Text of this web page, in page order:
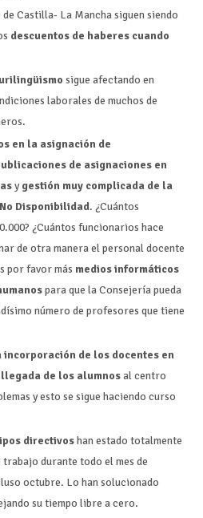
Castilla- La Mancha siguen siendo
descuentos de haberes cuando
sigue afectando en
laborales de muchos de
en la asignación de
de asignaciones en
y gestión muy complicada de la
Disponibilidad. ¿Cuántos
¿Cuántos funcionarios hace
de otra manera el personal docente
por favor más medios informáticos
para que la Consejería pueda
número de profesores que tiene
incorporación de los docentes en
de los alumnosal centro
y esto se sigue haciendo curso
directivoshan estado totalmente
trabajo durante todo el mes de
octubre. Lo han solucionado
su tiempo libre a cero.